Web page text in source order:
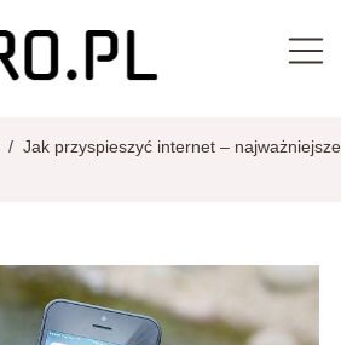
/ Jak przyspieszyć internet – najważniejsze